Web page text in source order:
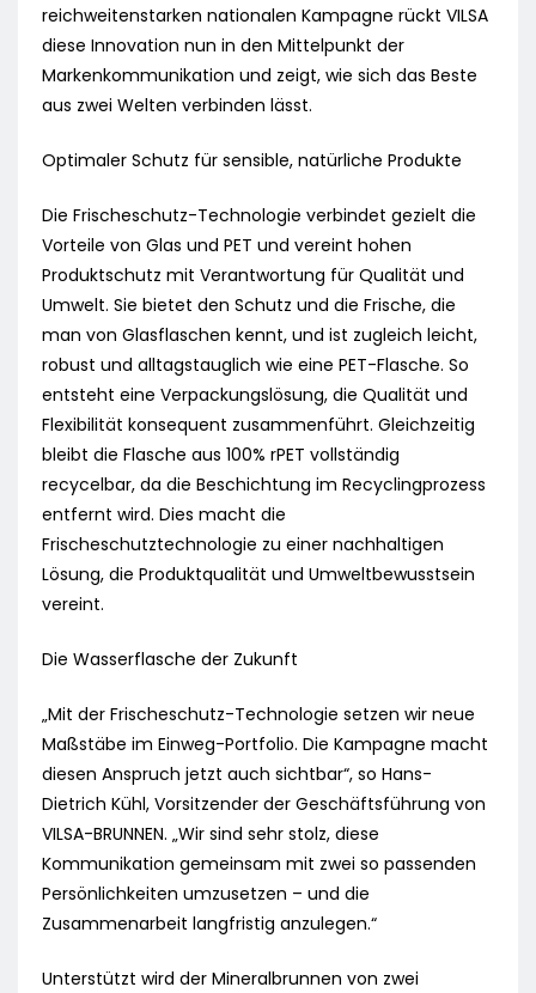
reichweitenstarken nationalen Kampagne rückt VILSA
diese Innovation nun in den Mittelpunkt der
Markenkommunikation und zeigt, wie sich das Beste
aus zwei Welten verbinden lässt.
Optimaler Schutz für sensible, natürliche Produkte
Die Frischeschutz-Technologie verbindet gezielt die
Vorteile von Glas und PET und vereint hohen
Produktschutz mit Verantwortung für Qualität und
Umwelt. Sie bietet den Schutz und die Frische, die
man von Glasflaschen kennt, und ist zugleich leicht,
robust und alltagstauglich wie eine PET-Flasche. So
entsteht eine Verpackungslösung, die Qualität und
Flexibilität konsequent zusammenführt. Gleichzeitig
bleibt die Flasche aus 100% rPET vollständig
recycelbar, da die Beschichtung im Recyclingprozess
entfernt wird. Dies macht die
Frischeschutztechnologie zu einer nachhaltigen
Lösung, die Produktqualität und Umweltbewusstsein
vereint.
Die Wasserflasche der Zukunft
„Mit der Frischeschutz-Technologie setzen wir neue
Maßstäbe im Einweg-Portfolio. Die Kampagne macht
diesen Anspruch jetzt auch sichtbar“, so Hans-
Dietrich Kühl, Vorsitzender der Geschäftsführung von
VILSA-BRUNNEN. „Wir sind sehr stolz, diese
Kommunikation gemeinsam mit zwei so passenden
Persönlichkeiten umzusetzen – und die
Zusammenarbeit langfristig anzulegen.“
Unterstützt wird der Mineralbrunnen von zwei